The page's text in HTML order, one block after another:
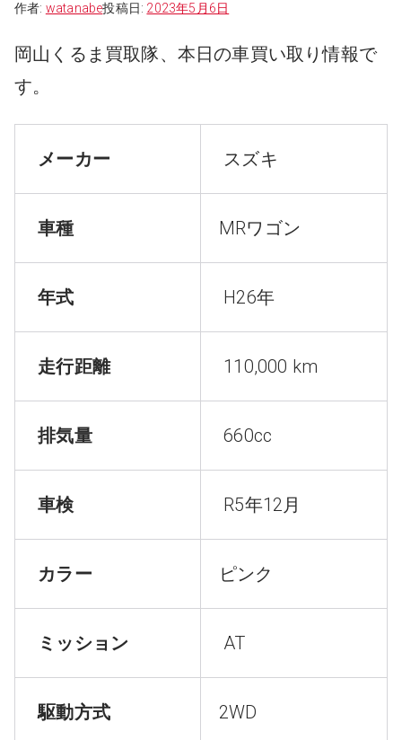
作者: watanabe投稿日: 2023年5月6日
岡山くるま買取隊、本日の車買い取り情報で
す。
メーカー スズキ
車種 MRワゴン
年式 H26年
走行距離 110,000 km
排気量 660cc
車検 R5年12月
カラー ピンク
ミッション AT
駆動方式 2WD